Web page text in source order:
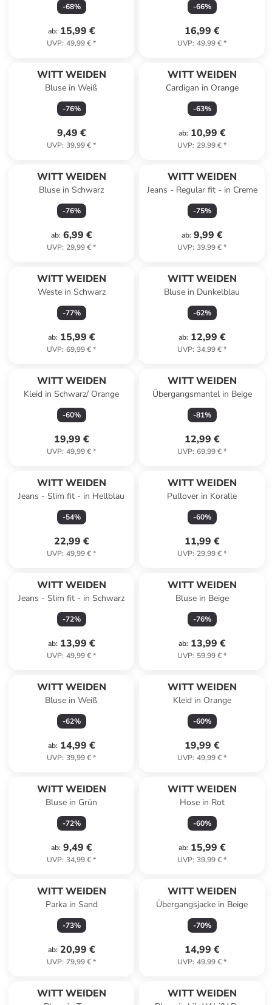
-68%
ab: 15,99 €
UVP: 49,99 €*
-66%
16,99 €
UVP: 49,99 €*
WITT WEIDEN
Bluse in Weiß
-76%
9,49 €
UVP: 39,99 €*
WITT WEIDEN
Cardigan in Orange
-63%
ab: 10,99 €
UVP: 29,99 €*
WITT WEIDEN
Bluse in Schwarz
-76%
ab: 6,99 €
UVP: 29,99 €*
WITT WEIDEN
Jeans - Regular fit - in Creme
-75%
ab: 9,99 €
UVP: 39,99 €*
WITT WEIDEN
Weste in Schwarz
-77%
ab: 15,99 €
UVP: 69,99 €*
WITT WEIDEN
Bluse in Dunkelblau
-62%
ab: 12,99 €
UVP: 34,99 €*
WITT WEIDEN
Kleid in Schwarz/ Orange
-60%
19,99 €
UVP: 49,99 €*
WITT WEIDEN
Übergangsmantel in Beige
-81%
12,99 €
UVP: 69,99 €*
WITT WEIDEN
Jeans - Slim fit - in Hellblau
-54%
22,99 €
UVP: 49,99 €*
WITT WEIDEN
Pullover in Koralle
-60%
11,99 €
UVP: 29,99 €*
WITT WEIDEN
Jeans - Slim fit - in Schwarz
-72%
ab: 13,99 €
UVP: 49,99 €*
WITT WEIDEN
Bluse in Beige
-76%
ab: 13,99 €
UVP: 59,99 €*
WITT WEIDEN
Bluse in Weiß
-62%
ab: 14,99 €
UVP: 39,99 €*
WITT WEIDEN
Kleid in Orange
-60%
19,99 €
UVP: 49,99 €*
WITT WEIDEN
Bluse in Grün
-72%
ab: 9,49 €
UVP: 34,99 €*
WITT WEIDEN
Hose in Rot
-60%
ab: 15,99 €
UVP: 39,99 €*
WITT WEIDEN
Parka in Sand
-73%
ab: 20,99 €
UVP: 79,99 €*
WITT WEIDEN
Übergangsjacke in Beige
-70%
14,99 €
UVP: 49,99 €*
WITT WEIDEN WITT WEIDEN